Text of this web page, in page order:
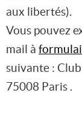
aux libertés).
Vous pouvez
mail à
suivante :
75008 Paris .